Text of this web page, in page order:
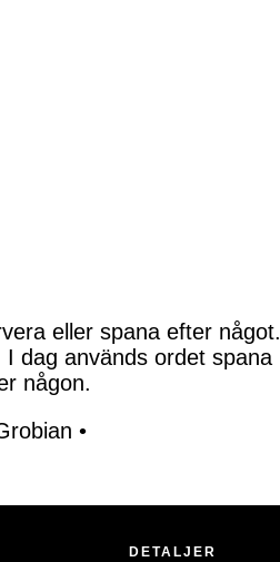
eller spana efter något.
dag används ordet spana
någon.
•
DETALJER